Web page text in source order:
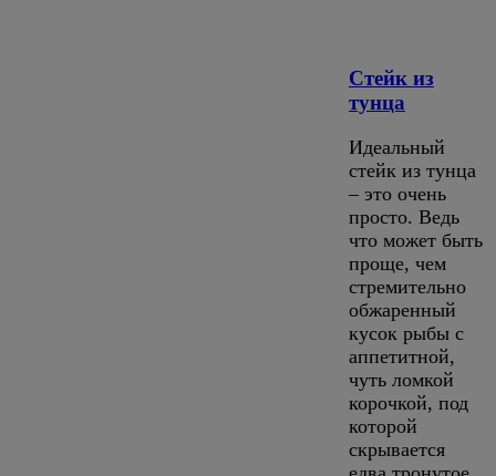
Стейк из
тунца
Идеальный
стейк из тунца
– это очень
просто. Ведь
что может быть
проще, чем
стремительно
обжаренный
кусок рыбы с
аппетитной,
чуть ломкой
корочкой, под
которой
скрывается